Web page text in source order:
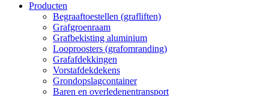
Producten
Begraaftoestellen (grafliften)
Grafgroenraam
Grafbekisting aluminium
Looproosters (grafomranding)
Grafafdekkingen
Vorstafdekdekens
Grondopslagcontainer
Baren en overledenentransport